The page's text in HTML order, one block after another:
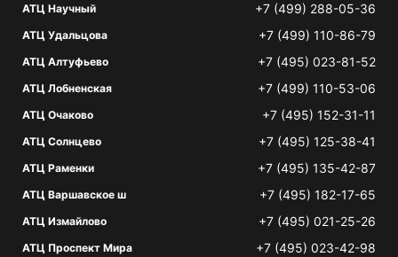
АТЦ Научный +7 (499) 288-05-36
АТЦ Удальцова +7 (499) 110-86-79
АТЦ Алтуфьево +7 (495) 023-81-52
АТЦ Лобненская +7 (499) 110-53-06
АТЦ Очаково +7 (495) 152-31-11
АТЦ Солнцево +7 (495) 125-38-41
АТЦ Раменки +7 (495) 135-42-87
АТЦ Варшавское ш +7 (495) 182-17-65
АТЦ Измайлово +7 (495) 021-25-26
АТЦ Проспект Мира +7 (495) 023-42-98